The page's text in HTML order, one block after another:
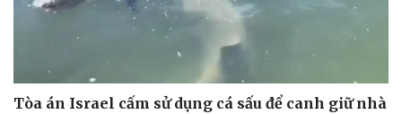
Cải chính
Tòa án Israel cấm sử dụng cá sấu để canh giữ nhà